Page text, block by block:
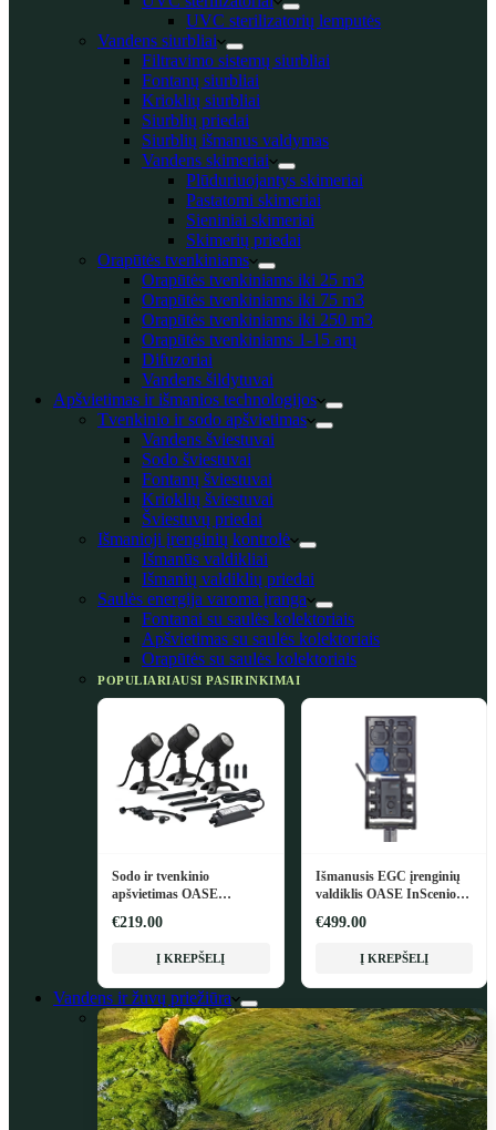
UVC sterilizatorių lemputės
Vandens siurbliai
Filtravimo sistemų siurbliai
Fontanų siurbliai
Krioklių siurbliai
Siurblių priedai
Siurblių išmanus valdymas
Vandens skimeriai
Plūduriuojantys skimeriai
Pastatomi skimeriai
Sieniniai skimeriai
Skimerių priedai
Orapūtės tvenkiniams
Orapūtės tvenkiniams iki 25 m3
Orapūtės tvenkiniams iki 75 m3
Orapūtės tvenkiniams iki 250 m3
Orapūtės tvenkiniams 1-15 arų
Difuzoriai
Vandens šildytuvai
Apšvietimas ir išmanios technologijos
Tvenkinio ir sodo apšvietimas
Vandens šviestuvai
Sodo šviestuvai
Fontanų šviestuvai
Krioklių šviestuvai
Šviestuvų priedai
Išmanioji įrenginių kontrolė
Išmanūs valdikliai
Išmanių valdiklių priedai
Saulės energija varoma įranga
Fontanai su saulės kolektoriais
Apšvietimas su saulės kolektoriais
Orapūtės su saulės kolektoriais
POPULIARIAUSI PASIRINKIMAI
Sodo ir tvenkinio
apšvietimas OASE
€219.00
Į KREPŠELĮ
Išmanusis EGC įrenginių
valdiklis OASE InScenio
€499.00
Į KREPŠELĮ
Vandens ir žuvų priežiūra